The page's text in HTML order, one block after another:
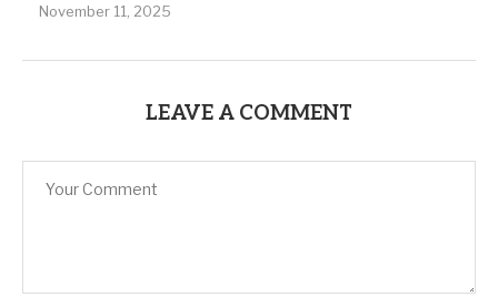
November 11, 2025
LEAVE A COMMENT